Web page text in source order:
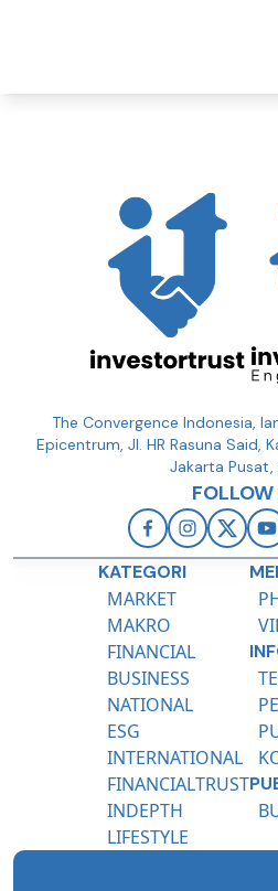
The Convergence Indonesia,
Epicentrum, Jl. HR Rasuna Said,
Jakarta Pusat,
FOLLOW
KATEGORI
MARKET
MAKRO
FINANCIAL
BUSINESS
NATIONAL
ESG
INTERNATIONAL
FINANCIALTRUST
INDEPTH
LIFESTYLE